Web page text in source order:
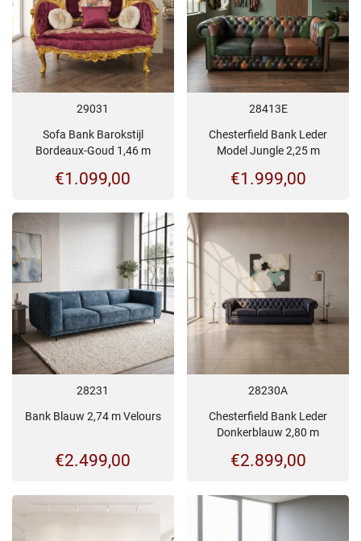
29031
Sofa Bank Barokstijl
Bordeaux-Goud 1,46 m
€1.099,00
28413E
Chesterfield Bank Leder
Model Jungle 2,25 m
€1.999,00
28231
Bank Blauw 2,74 m Velours
€2.499,00
28230A
Chesterfield Bank Leder
Donkerblauw 2,80 m
€2.899,00